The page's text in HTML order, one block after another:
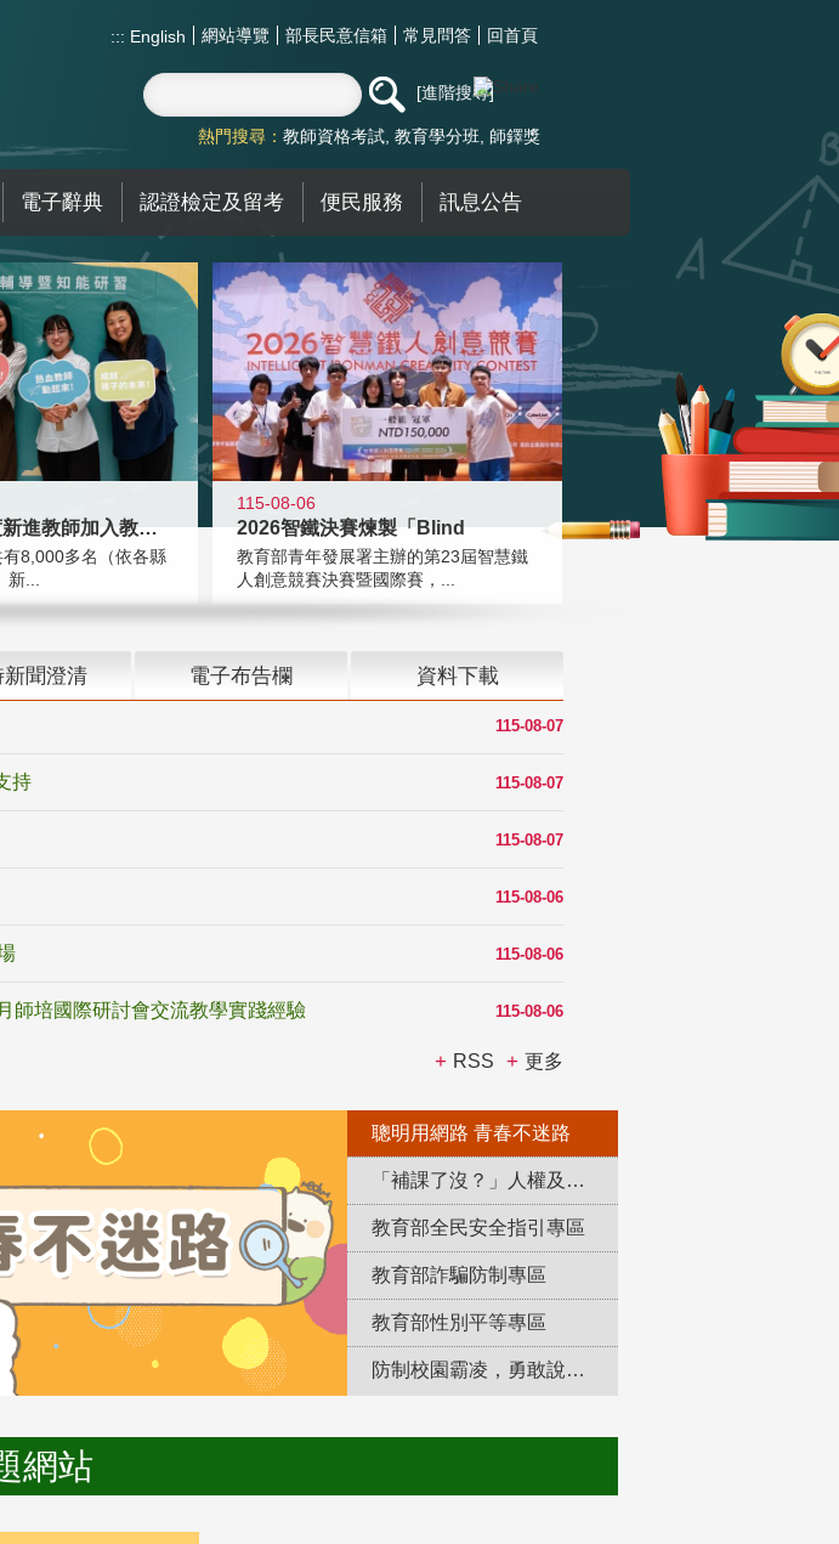
::: English 網站導覽 部長民意信箱 常見問答 回首頁
進階搜尋
熱門搜尋： 教師資格考試 教育學分班 師鐸獎
電子辭典 認證檢定及留考 便民服務 訊息公告
迎接115學年度新進教師加入教育現
8,000多名（依各縣
...
115-08-06
2026智鐵決賽煉製「Blind
教育部青年發展署主辦的第23屆智慧鐵
人創意競賽決賽暨國際賽，...
新聞澄清 電子布告欄 資料下載
115-08-07
115-08-07
持
115-08-07
115-08-06
115-08-06
115-08-06
師培國際研討會交流教學實踐經驗
RSS 更多
聰明用網路 青春不迷路
「補課了沒？」人權及轉型正義教育專區
教育部全民安全指引專區
教育部詐騙防制專區
教育部性別平等專區
防制校園霸凌，勇敢說出來！
網站